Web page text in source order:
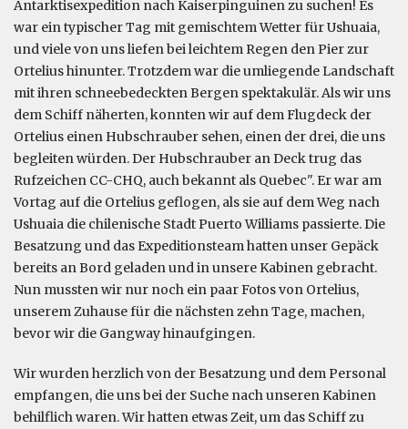
Antarktisexpedition nach Kaiserpinguinen zu suchen! Es
war ein typischer Tag mit gemischtem Wetter für Ushuaia,
und viele von uns liefen bei leichtem Regen den Pier zur
Ortelius hinunter. Trotzdem war die umliegende Landschaft
mit ihren schneebedeckten Bergen spektakulär. Als wir uns
dem Schiff näherten, konnten wir auf dem Flugdeck der
Ortelius einen Hubschrauber sehen, einen der drei, die uns
begleiten würden. Der Hubschrauber an Deck trug das
Rufzeichen CC-CHQ, auch bekannt als Quebec". Er war am
Vortag auf die Ortelius geflogen, als sie auf dem Weg nach
Ushuaia die chilenische Stadt Puerto Williams passierte. Die
Besatzung und das Expeditionsteam hatten unser Gepäck
bereits an Bord geladen und in unsere Kabinen gebracht.
Nun mussten wir nur noch ein paar Fotos von Ortelius,
unserem Zuhause für die nächsten zehn Tage, machen,
bevor wir die Gangway hinaufgingen.
Wir wurden herzlich von der Besatzung und dem Personal
empfangen, die uns bei der Suche nach unseren Kabinen
behilflich waren. Wir hatten etwas Zeit, um das Schiff zu